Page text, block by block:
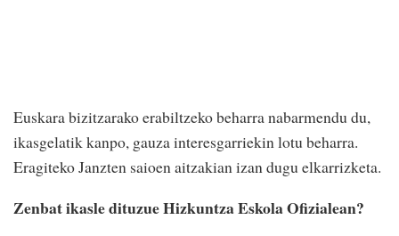
Euskara bizitzarako erabiltzeko beharra nabarmendu du,
ikasgelatik kanpo, gauza interesgarriekin lotu beharra.
Eragiteko Janzten saioen aitzakian izan dugu elkarrizketa.
Zenbat ikasle dituzue Hizkuntza Eskola Ofizialean?